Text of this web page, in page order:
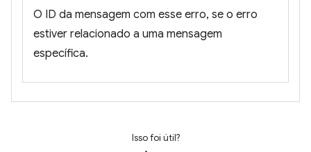
O ID da mensagem com esse erro, se o erro
estiver relacionado a uma mensagem
específica.
Isso foi útil?